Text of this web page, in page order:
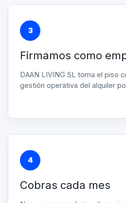
3
Firmamos como
DAAN LIVING SL toma el piso
gestión operativa del alquiler
4
Cobras cada mes